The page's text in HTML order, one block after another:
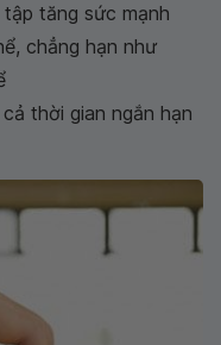
tăng sức mạnh
chẳng hạn như
thời gian ngắn hạn